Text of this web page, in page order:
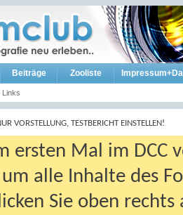
Links
Beiträge Zooliste
VORSTELLUNG, TESTBERICHT EINSTELLEN!
ersten Mal im DCC
um alle Inhalte des
Sie oben